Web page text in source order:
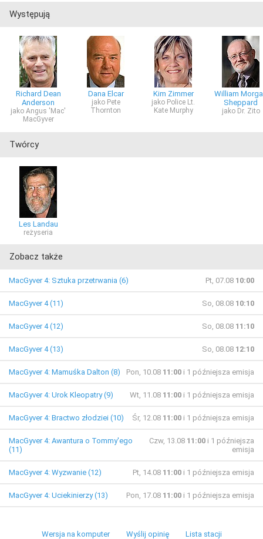
Występują
Richard Dean
Anderson
jako Angus 'Mac'
MacGyver
Dana Elcar
jako Pete
Thornton
Kim Zimmer
jako Police Lt.
Kate Murphy
William
Sheppard
jako Dr. Zito
Twórcy
Les Landau
reżyseria
Zobacz także
MacGyver 4: Sztuka przetrwania (6) Pt, 07.08 10:00
MacGyver 4 (11) So, 08.08 10:10
MacGyver 4 (12) So, 08.08 11:10
MacGyver 4 (13) So, 08.08 12:10
MacGyver 4: Mamuśka Dalton (8) Pon, 10.08 11:00 i 1 późniejsza emisja
MacGyver 4: Urok Kleopatry (9) Wt, 11.08 11:00 i 1 późniejsza emisja
MacGyver 4: Bractwo złodziei (10) Śr, 12.08 11:00 i 1 późniejsza emisja
MacGyver 4: Awantura o Tommy'ego
(11)
Czw, 13.08 11:00 i 1 późniejsza
emisja
MacGyver 4: Wyzwanie (12) Pt, 14.08 11:00 i 1 późniejsza emisja
MacGyver 4: Uciekinierzy (13) Pon, 17.08 11:00 i 1 późniejsza emisja
Wersja na komputer Wyślij opinię Lista stacji